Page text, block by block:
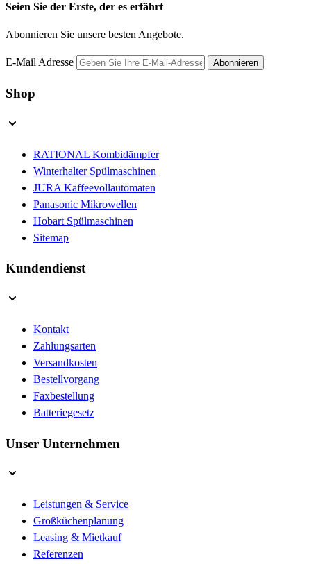
Seien Sie der Erste, der es erfährt
Abonnieren Sie unsere besten Angebote.
E-Mail Adresse Abonnieren
Shop
RATIONAL Kombidämpfer
Winterhalter Spülmaschinen
JURA Kaffeevollautomaten
Panasonic Mikrowellen
Hobart Spülmaschinen
Sitemap
Kundendienst
Kontakt
Zahlungsarten
Versandkosten
Bestellvorgang
Faxbestellung
Batteriegesetz
Unser Unternehmen
Leistungen & Service
Großküchenplanung
Leasing & Mietkauf
Referenzen